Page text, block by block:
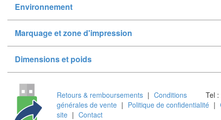
Environnement
Marquage et zone d'impression
Dimensions et poids
Tel :
Retours & remboursements | Conditions
générales de vente | Politique de confidentialité |
site | Contact